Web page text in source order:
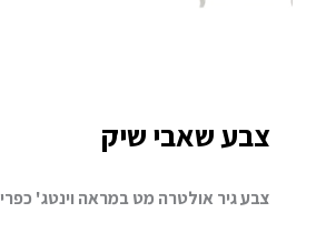
צבע שאבי שיק
צבע גיר אולטרה מט במראה וינטג' כפרי